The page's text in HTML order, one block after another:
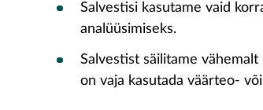
Salvestisi kasutame vaid
analüüsimiseks.
Salvestist säilitame
on vaja kasutada väärteo-